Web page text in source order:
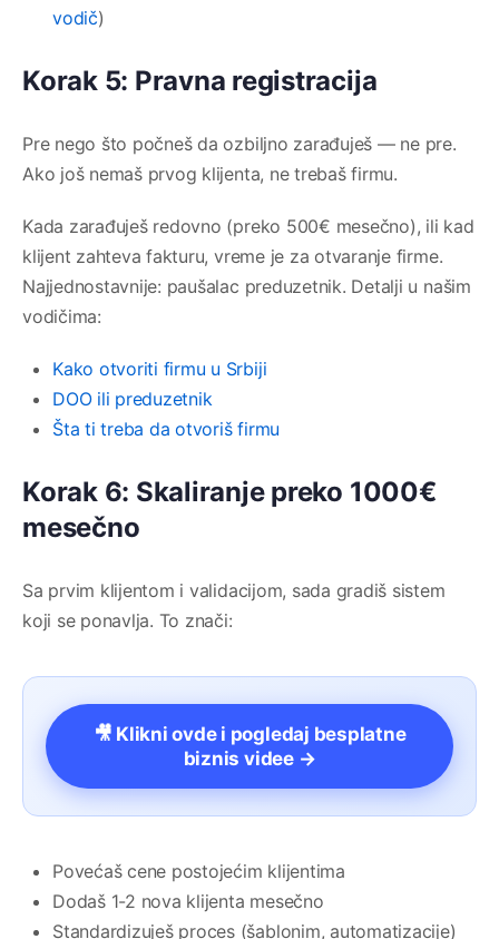
vodič)
Korak 5: Pravna registracija
Pre nego što počneš da ozbiljno zarađuješ — ne pre.
Ako još nemaš prvog klijenta, ne trebaš firmu.
Kada zarađuješ redovno (preko 500€ mesečno), ili kad
klijent zahteva fakturu, vreme je za otvaranje firme.
Najjednostavnije: paušalac preduzetnik. Detalji u našim
vodičima:
Kako otvoriti firmu u Srbiji
DOO ili preduzetnik
Šta ti treba da otvoriš firmu
Korak 6: Skaliranje preko 1000€
mesečno
Sa prvim klijentom i validacijom, sada gradiš sistem
koji se ponavlja. To znači:
🎥 Klikni ovde i pogledaj besplatne
biznis videe →
Povećaš cene postojećim klijentima
Dodaš 1-2 nova klijenta mesečno
Standardizuješ proces (šablonim, automatizacije)